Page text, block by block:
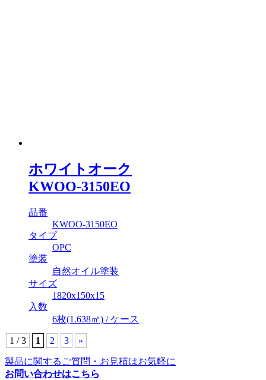
ホワイトオーク
KWOO-3150EO
品番
KWOO-3150EO
タイプ
OPC
塗装
自然オイル塗装
サイズ
1820x150x15
入数
6枚(1.638㎡) / ケース
1 / 3 1 2 3 »
製品に関するご質問・お見積はお気軽に
お問い合わせはこちら